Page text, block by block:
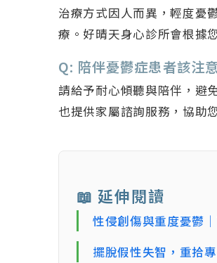
治療方式因人而異，輕度憂
療。好晴天身心診所會根據
Q: 陪伴憂鬱症患者該注
請給予耐心傾聽與陪伴，避
也提供家屬諮詢服務，協助
📖 延伸閱讀
性侵創傷與重度憂鬱
擺脫假性失智，重拾